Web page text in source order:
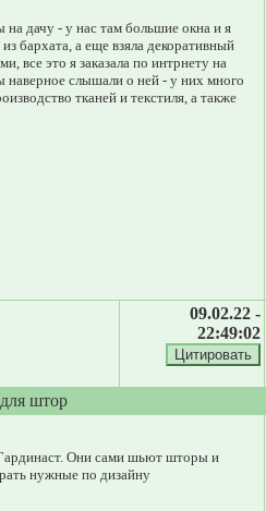
дачу - у нас там большие окна и я
бархата, а еще взяла декоративный
все это я заказала по интрнету на
наверное слышали о ней - у них много
тканей и текстиля, а также
09.02.22 -
22:49:02
штор
Они сами шьют шторы и
нужные по дизайну